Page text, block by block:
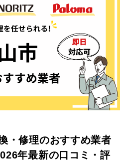
・修理のおすすめ業者
年最新の口コミ・評